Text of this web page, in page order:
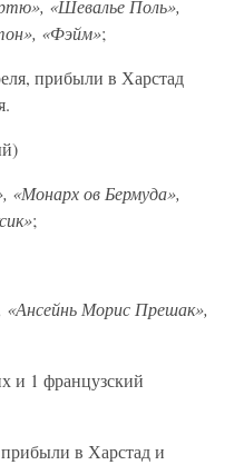
«Шевалье Поль»,
«Фэйм»;
прибыли в Харстад
«Монарх ов Бермуда»,
;
«Ансейнь Морис Прешак»,
и 1 французский
в Харстад и